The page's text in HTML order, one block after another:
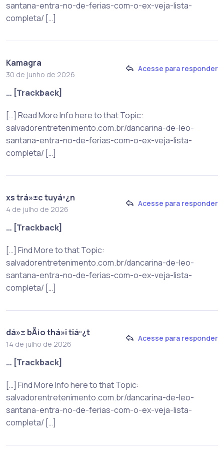
santana-entra-no-de-ferias-com-o-ex-veja-lista-
completa/ […]
Kamagra
30 de junho de 2026
Acesse para responder
… [Trackback]
[…] Read More Info here to that Topic:
salvadorentretenimento.com.br/dancarina-de-leo-
santana-entra-no-de-ferias-com-o-ex-veja-lista-
completa/ […]
xs trá»±c tuyáº¿n
4 de julho de 2026
Acesse para responder
… [Trackback]
[…] Find More to that Topic:
salvadorentretenimento.com.br/dancarina-de-leo-
santana-entra-no-de-ferias-com-o-ex-veja-lista-
completa/ […]
dá»± bÃ¡o thá»i tiáº¿t
14 de julho de 2026
Acesse para responder
… [Trackback]
[…] Find More Info here to that Topic:
salvadorentretenimento.com.br/dancarina-de-leo-
santana-entra-no-de-ferias-com-o-ex-veja-lista-
completa/ […]